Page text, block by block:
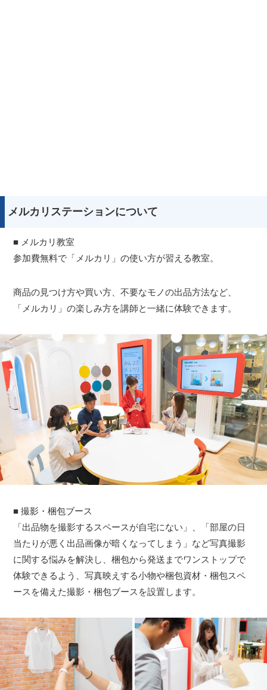
メルカリステーションについて
■ メルカリ教室
参加費無料で「メルカリ」の使い方が習える教室。
商品の見つけ方や買い方、不要なモノの出品方法など、
「メルカリ」の楽しみ方を講師と一緒に体験できます。
■ 撮影・梱包ブース
「出品物を撮影するスペースが自宅にない」、「部屋の日
当たりが悪く出品画像が暗くなってしまう」など写真撮影
に関する悩みを解決し、梱包から発送までワンストップで
体験できるよう、写真映えする小物や梱包資材・梱包スペ
ースを備えた撮影・梱包ブースを設置します。